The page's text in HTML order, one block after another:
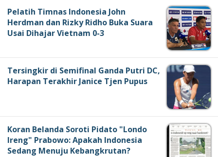
Pelatih Timnas Indonesia John
Herdman dan Rizky Ridho Buka Suara
Usai Dihajar Vietnam 0-3
Tersingkir di Semifinal Ganda Putri DC,
Harapan Terakhir Janice Tjen Pupus
Koran Belanda Soroti Pidato "Londo
Ireng" Prabowo: Apakah Indonesia
Sedang Menuju Kebangkrutan?